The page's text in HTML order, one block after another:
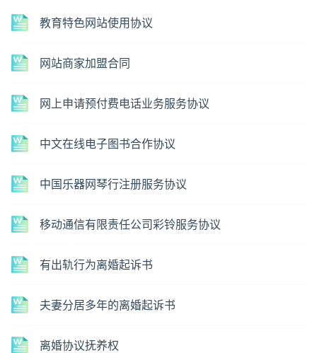
教育特色网站使用协议
网站商家加盟合同
网上申请预付费电话业务服务协议
中文在线电子图书合作协议
中国乐器网琴行注册服务协议
移动通信有限责任公司彩铃服务协议
有出轨行为离婚起诉书
夫妻分居多年的离婚起诉书
离婚协议抚养权